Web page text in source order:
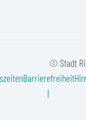
© Stadt
Barrierefreiheit